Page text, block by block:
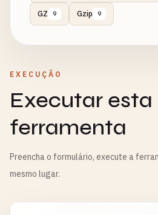
GZ 9 Gzip 9
EXECUÇÃO
Executar esta
ferramenta
Preencha o formulário, execute a
mesmo lugar.